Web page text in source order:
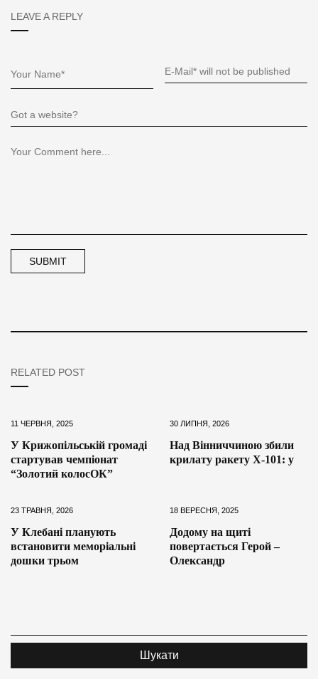
LEAVE A REPLY
RELATED POST
11 ЧЕРВНЯ, 2025
У Крижопільській громаді
стартував чемпіонат
“Золотий колосОК”
30 ЛИПНЯ, 2026
Над Вінниччиною збили
крилату ракету Х-101: у
23 ТРАВНЯ, 2026
У Клебані планують
встановити меморіальні
дошки трьом
18 ВЕРЕСНЯ, 2025
Додому на щиті
повертається Герой –
Олександр